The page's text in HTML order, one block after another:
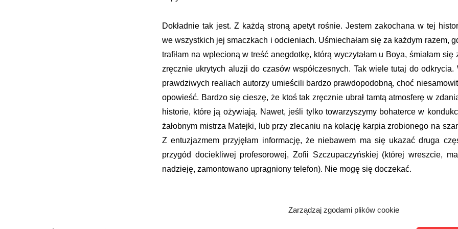
Zarządzaj zgodami plików cookie
Dokładnie tak jest. Z każdą stroną apetyt rośnie. Jestem zakochana w tej
we wszystkich jej smaczkach i odcieniach. Uśmiechałam się za każdym razem,
trafiłam na wplecioną w treść anegdotkę, którą wyczytałam u Boya, śmiałam się
zręcznie ukrytych aluzji do czasów współczesnych. Tak wiele tutaj do odkrycia.
prawdziwych realiach autorzy umieścili bardzo prawdopodobną, choć
opowieść. Bardzo się cieszę, że ktoś tak zręcznie ubrał tamtą atmosferę w
historie, które ją ożywiają. Nawet, jeśli tylko towarzyszymy bohaterce w
żałobnym mistrza Matejki, lub przy zlecaniu na kolację karpia zrobionego na
Z entuzjazmem przyjęłam informację, że niebawem ma się ukazać druga
przygód dociekliwej profesorowej, Zofii Szczupaczyńskiej (której wreszcie,
nadzieję, zamontowano upragniony telefon). Nie mogę się doczekać.